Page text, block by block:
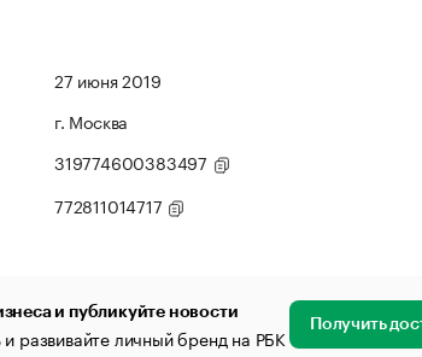
27 июня 2019
г. Москва
319774600383497
772811014717
и публикуйте новости
развивайте личный бренд на РБК Получить